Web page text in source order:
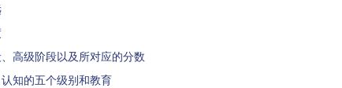
高级阶段以及所对应的分数
知的五个级别和教育